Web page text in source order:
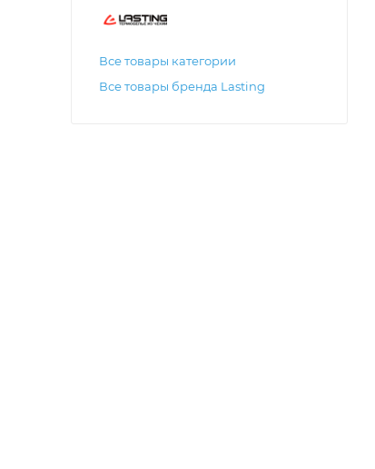
Все товары категории
Все товары бренда Lasting